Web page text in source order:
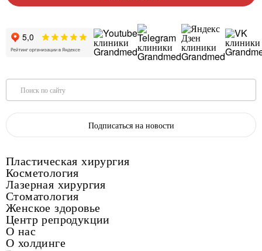
Поиск по сайту
Подписаться на новости
Пластическая хирургия
Косметология
Лазерная хирургия
Стоматология
Женское здоровье
Центр репродукции
О нас
О холдинге